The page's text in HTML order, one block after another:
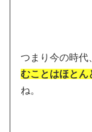
つまり今の時代
むことはほとん
ね。